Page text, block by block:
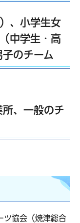
、小学生女
中学生・高
のチーム
、一般のチ
ツ協会（焼津総合